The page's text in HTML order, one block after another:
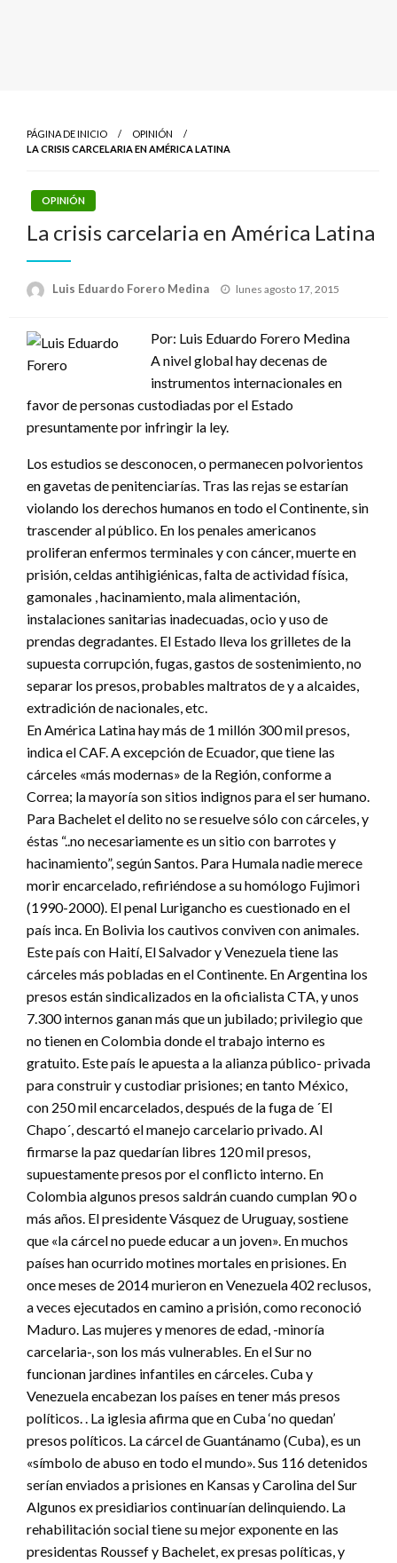
PÁGINA DE INICIO
OPINIÓN
LA CRISIS CARCELARIA EN AMÉRICA LATINA
OPINIÓN
La crisis carcelaria en América Latina
Luis Eduardo Forero Medina
Publicado
lunes agosto 17, 2015
Por: Luis Eduardo Forero Medina
A nivel global hay decenas de
instrumentos internacionales en
favor de personas custodiadas por el Estado
presuntamente por infringir la ley.
Los estudios se desconocen, o permanecen polvorientos
en gavetas de penitenciarías. Tras las rejas se estarían
violando los derechos humanos en todo el Continente, sin
trascender al público. En los penales americanos
proliferan enfermos terminales y con cáncer, muerte en
prisión, celdas antihigiénicas, falta de actividad física,
gamonales , hacinamiento, mala alimentación,
instalaciones sanitarias inadecuadas, ocio y uso de
prendas degradantes. El Estado lleva los grilletes de la
supuesta corrupción, fugas, gastos de sostenimiento, no
separar los presos, probables maltratos de y a alcaides,
extradición de nacionales, etc.
En América Latina hay más de 1 millón 300 mil presos,
indica el CAF. A excepción de Ecuador, que tiene las
cárceles «más modernas» de la Región, conforme a
Correa; la mayoría son sitios indignos para el ser humano.
Para Bachelet el delito no se resuelve sólo con cárceles, y
éstas “..no necesariamente es un sitio con barrotes y
hacinamiento”, según Santos. Para Humala nadie merece
morir encarcelado, refiriéndose a su homólogo Fujimori
(1990-2000). El penal Lurigancho es cuestionado en el
país inca. En Bolivia los cautivos conviven con animales.
Este país con Haití, El Salvador y Venezuela tiene las
cárceles más pobladas en el Continente. En Argentina los
presos están sindicalizados en la oficialista CTA, y unos
7.300 internos ganan más que un jubilado; privilegio que
no tienen en Colombia donde el trabajo interno es
gratuito. Este país le apuesta a la alianza público- privada
para construir y custodiar prisiones; en tanto México,
con 250 mil encarcelados, después de la fuga de ´El
Chapo´, descartó el manejo carcelario privado. Al
firmarse la paz quedarían libres 120 mil presos,
supuestamente presos por el conflicto interno. En
Colombia algunos presos saldrán cuando cumplan 90 o
más años. El presidente Vásquez de Uruguay, sostiene
que «la cárcel no puede educar a un joven». En muchos
países han ocurrido motines mortales en prisiones. En
once meses de 2014 murieron en Venezuela 402 reclusos,
a veces ejecutados en camino a prisión, como reconoció
Maduro. Las mujeres y menores de edad, -minoría
carcelaria-, son los más vulnerables. En el Sur no
funcionan jardines infantiles en cárceles. Cuba y
Venezuela encabezan los países en tener más presos
políticos. . La iglesia afirma que en Cuba ‘no quedan’
presos políticos. La cárcel de Guantánamo (Cuba), es un
«símbolo de abuso en todo el mundo». Sus 116 detenidos
serían enviados a prisiones en Kansas y Carolina del Sur
Algunos ex presidiarios continuarían delinquiendo. La
rehabilitación social tiene su mejor exponente en las
presidentas Roussef y Bachelet, ex presas políticas, y